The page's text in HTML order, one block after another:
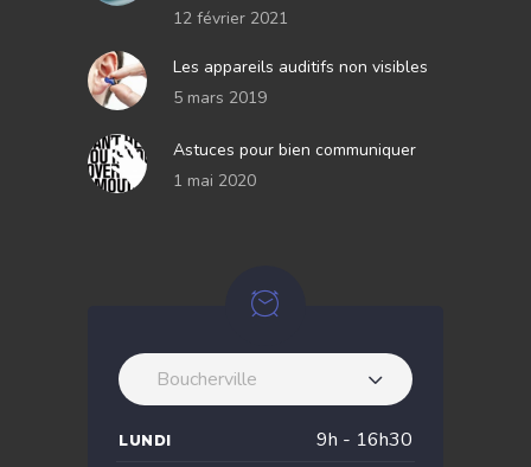
12 février 2021
Les appareils auditifs non visibles
5 mars 2019
Astuces pour bien communiquer
1 mai 2020
Boucherville
LUNDI 9h - 16h30